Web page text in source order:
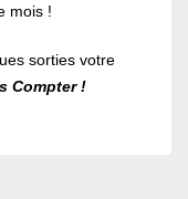
mois !
sorties votre
Compter !